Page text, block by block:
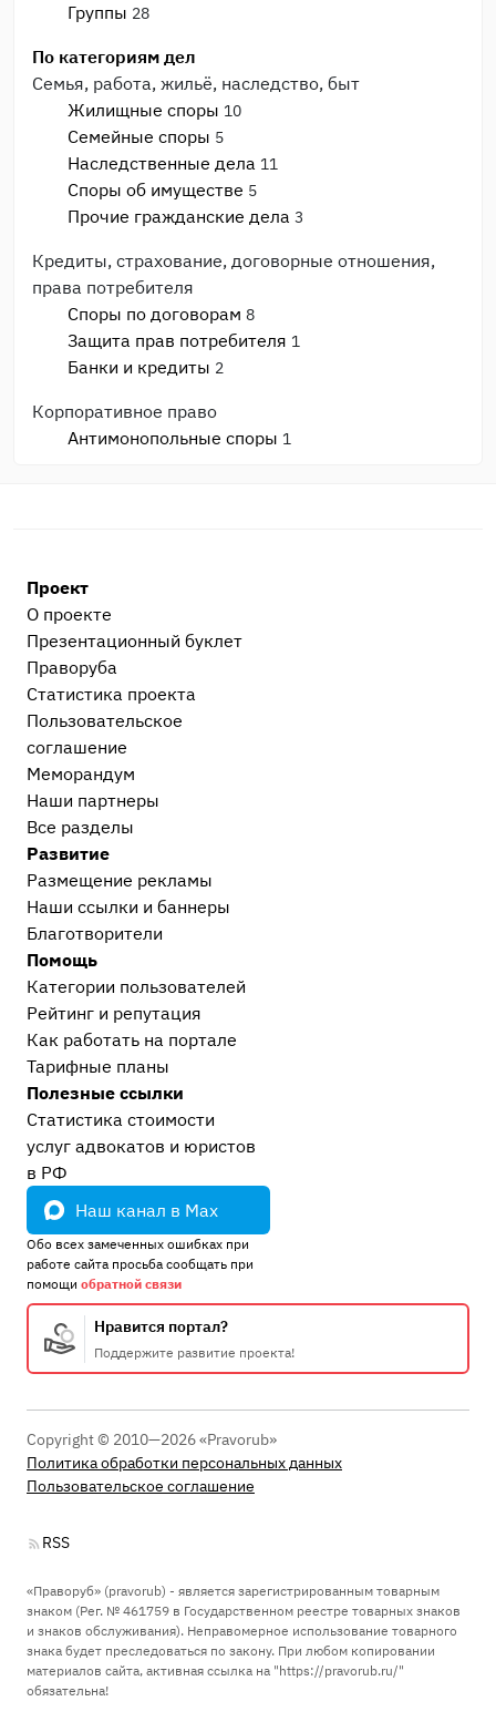
Группы 28
По категориям дел
Семья, работа, жильё, наследство, быт
Жилищные споры 10
Семейные споры 5
Наследственные дела 11
Споры об имуществе 5
Прочие гражданские дела 3
Кредиты, страхование, договорные отношения,
права потребителя
Споры по договорам 8
Защита прав потребителя 1
Банки и кредиты 2
Корпоративное право
Антимонопольные споры 1
Административные дела
Прочие административные дела
Процессуальные вопросы и документы
Уголовный процесс
Гражданский и арбитражный процесс
После приговора или решения суда
Исполнительное производство
Прочее
Остальные дела, не вошедшие в другие
категории 16
Европейский суд
Проблемы современного судопроизводства
Сообщество Праворуб
Проект
О проекте
Презентационный букл​ет
Праворуба
Статистика проекта
Пользовательское
соглашение
Меморандум
Наши партнеры
Все разделы
Развитие
Размещение рекламы
Наши ссылки и баннеры
Благотворители
Помощь
Категории пользователей
Рейтинг и репутация
Как работать на портале
Тарифные планы
Полезные ссылки
Статистика стоимости
услуг адвокатов и юристов
в РФ
Наш канал в Max
Обо всех замеченных ошибках при
работе сайта просьба сообщать при
помощи обратной связи
Нравится портал?
Поддержите развитие проекта!
Copyright © 2010—2026 «Pravorub»
Политика обработки персональных данных
Пользовательское соглашение
RSS
«Праворуб» (pravorub) - является зарегистрированным товарным
знаком (Рег. № 461759 в Государственном реестре товарных знаков
и знаков обслуживания). Неправомерное использование товарного
знака будет преследоваться по закону. При любом копировании
материалов сайта, активная ссылка на "https://pravorub.ru/"
обязательна!